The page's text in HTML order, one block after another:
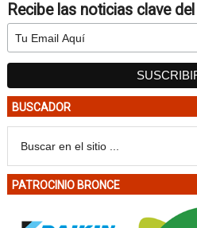
Recibe las noticias clave
BUSCADOR
PATROCINIO BRONCE